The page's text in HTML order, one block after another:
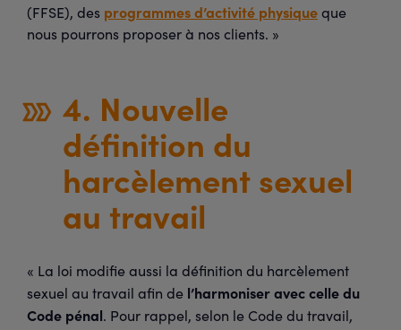
(FFSE), des programmes d’activité physique que
nous pourrons proposer à nos clients. »
4. Nouvelle
définition du
harcèlement sexuel
au travail
« La loi modifie aussi la définition du harcèlement
sexuel au travail afin de l’harmoniser avec celle du
Code pénal. Pour rappel, selon le Code du travail,